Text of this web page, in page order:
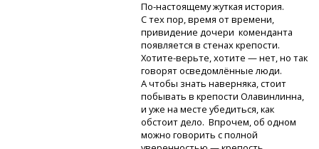
По-настоящемужуткая история.
С тех пор, время от времени,
привидение дочери коменданта
появляется в стенах крепости.
Хотите-верьте,хотите — нет, но так
говорят осведомлённые люди.
А чтобы знать наверняка, стоит
побывать в крепости Олавинлинна,
и уже на месте убедиться, как
обстоит дело. Впрочем, об одном
можно говорить с полной